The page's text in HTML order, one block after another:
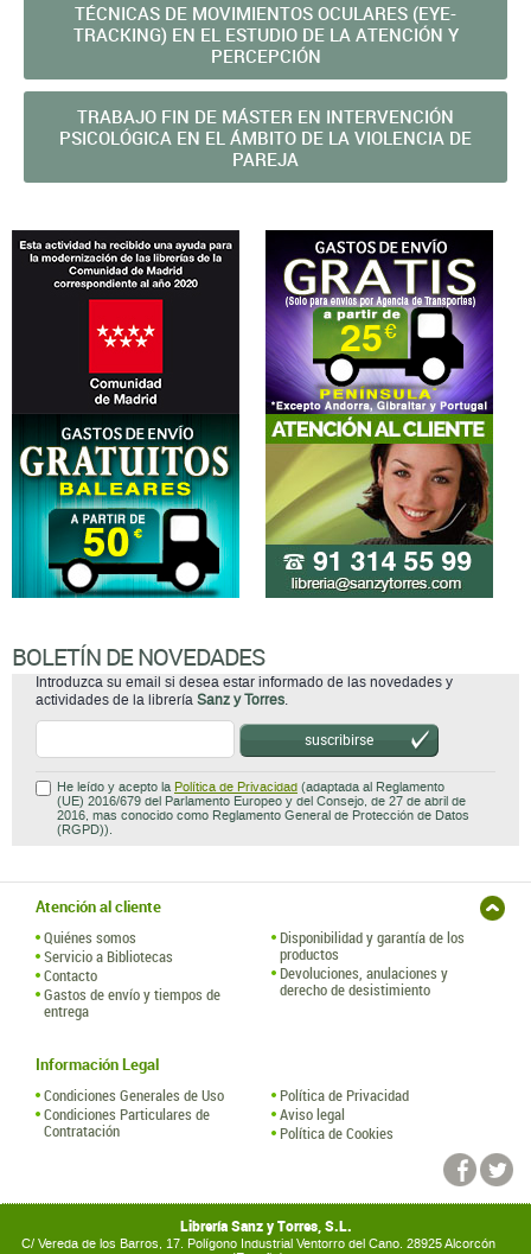
TÉCNICAS DE MOVIMIENTOS OCULARES (EYE-
TRACKING) EN EL ESTUDIO DE LA ATENCIÓN Y
PERCEPCIÓN
TRABAJO FIN DE MÁSTER EN INTERVENCIÓN
PSICOLÓGICA EN EL ÁMBITO DE LA VIOLENCIA DE
PAREJA
BOLETÍN DE NOVEDADES
Introduzca su email si desea estar informado de las novedades y
actividades de la librería Sanz y Torres.
suscribirse
He leído y acepto la Política de Privacidad (adaptada al Reglamento
(UE) 2016/679 del Parlamento Europeo y del Consejo, de 27 de abril de
2016, mas conocido como Reglamento General de Protección de Datos
(RGPD)).
Atención al cliente
Quiénes somos
Servicio a Bibliotecas
Contacto
Gastos de envío y tiempos de
entrega
Disponibilidad y garantía de los
productos
Devoluciones, anulaciones y
derecho de desistimiento
Información Legal
Condiciones Generales de Uso
Condiciones Particulares de
Contratación
Política de Privacidad
Aviso legal
Política de Cookies
Librería Sanz y Torres, S.L.
C/ Vereda de los Barros, 17. Polígono Industrial Ventorro del Cano. 28925 Alcorcón